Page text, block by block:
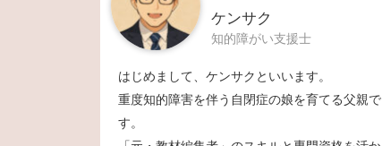
ケンサク
知的障がい支援士
はじめまして、ケンサクといいます。
重度知的障害を伴う自閉症の娘を育てる父親で
す。